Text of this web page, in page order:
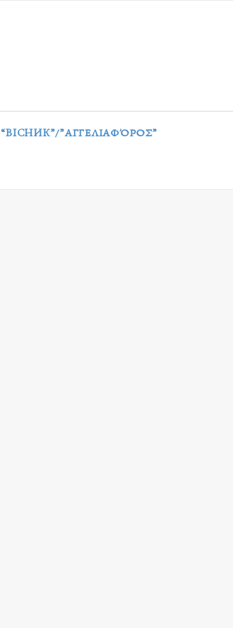
“ВІСНИК”/”ΑΓΓΕΛΙΑΦΌΡΟΣ”